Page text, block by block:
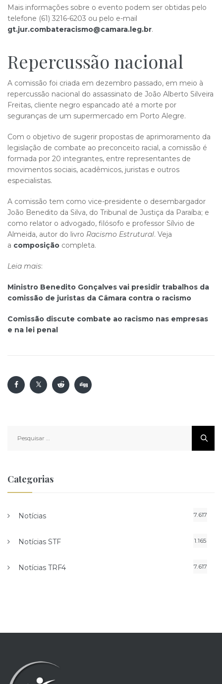
Mais informações sobre o evento podem ser obtidas pelo
telefone (61) 3216-6203 ou pelo e-mail
gt.jur.combateracismo@camara.leg.br.
Repercussão na​​cional
A comissão foi criada em dezembro passado, em meio à
repercussão nacional do assassinato de João Alberto Silveira
Freitas, cliente negro espancado até a morte por
seguranças de um supermercado em Porto Alegre.
Com o objetivo de sugerir propostas de aprimoramento da
legislação de combate ao preconceito racial, a comissão é
formada por 20 integrantes, entre representantes de
movimentos sociais, acadêmicos, juristas e outros
especialistas.
A comissão tem como vice-presidente o desembargador
João Benedito da Silva, do Tribunal de Justiça da Paraíba; e
como relator o advogado, filósofo e professor Sílvio de
Almeida, autor do livro Racismo Estrutural. Veja
a composição completa.
Leia mais:
Ministro Benedito Gonçalves vai presidir trabalhos da
comissão de juristas da Câmara contra o racismo
Comissão discute combate ao racismo nas empresas
e na lei penal
por:
Categorias
Notícias 7.617
Notícias STF 1.165
Notícias TRF4 7.617